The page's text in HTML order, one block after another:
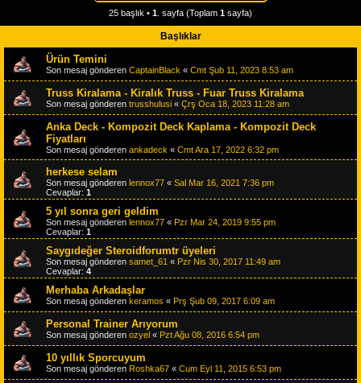
25 başlık • 1 . sayfa (Toplam 1 sayfa)
Başlıklar
Ürün Temini
Son mesaj gönderen CaptainBlack « Cmt Şub 11, 2023 8:53 am
Truss Kiralama - Kiralık Truss - Fuar Truss Kiralama
Son mesaj gönderen trusshulusi « Çrş Oca 18, 2023 11:28 am
Anka Deck - Kompozit Deck Kaplama - Kompozit Deck
Fiyatları
Son mesaj gönderen ankadeck « Cmt Ara 17, 2022 6:32 pm
herkese selam
Son mesaj gönderen lennox77 « Sal Mar 16, 2021 7:36 pm
Cevaplar: 1
5 yıl sonra geri geldim
Son mesaj gönderen lennox77 « Pzr Mar 24, 2019 9:55 pm
Cevaplar: 1
Saygıdeğer Steroidforumtr üyeleri
Son mesaj gönderen samet_61 « Pzr Nis 30, 2017 11:49 am
Cevaplar: 4
Merhaba Arkadaşlar
Son mesaj gönderen keramos « Prş Şub 09, 2017 6:09 am
Personal Trainer Arıyorum
Son mesaj gönderen ozyel « Pzt Ağu 08, 2016 6:54 pm
10 yıllık Sporcuyum
Son mesaj gönderen Roshka67 « Cum Eyl 11, 2015 6:53 pm